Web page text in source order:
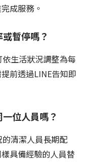
成服務。
暫停嗎？
生活狀況調整為每
前透過LINE告知即
位人員嗎？
清潔人員長期配
具備經驗的人員替